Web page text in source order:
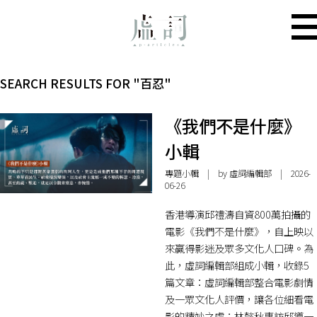
SEARCH RESULTS FOR "百忍"
《我們不是什麼》
小輯
專題小輯| by 虛詞編輯部 | 2026-
06-26
香港導演邱禮濤自資800萬拍攝的
電影《我們不是什麼》，自上映以
來贏得影迷及眾多文化人口碑。為
此，虛詞編輯部組成小輯，收錄5
篇文章：虛詞編輯部整合電影劇情
及一眾文化人評價，讓各位細看電